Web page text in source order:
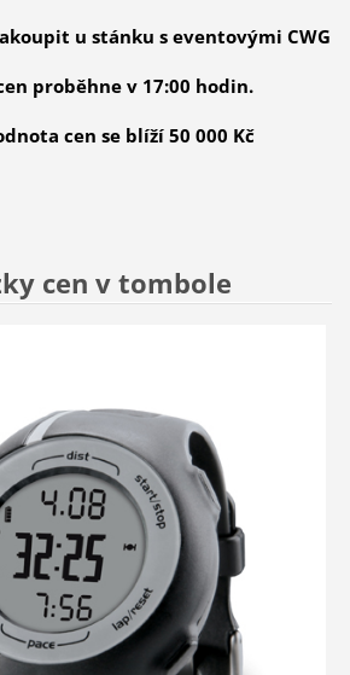
u stánku s eventovými CWG
proběhne v 17:00 hodin.
cen se blíží 50 000 Kč
cen v tombole